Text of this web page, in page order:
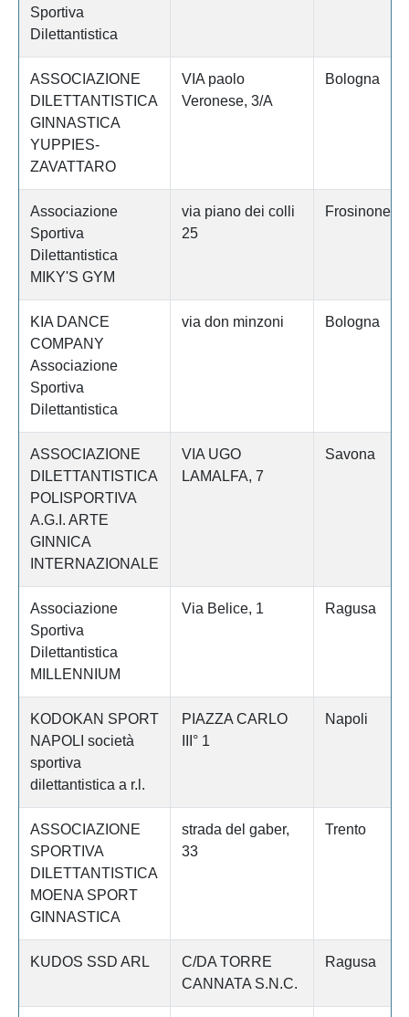
Sportiva
Dilettantistica
ASSOCIAZIONE
DILETTANTISTICA
GINNASTICA
YUPPIES-
ZAVATTARO
VIA paolo
Veronese, 3/A
Bologna
Associazione
Sportiva
Dilettantistica
MIKY'S GYM
via piano dei colli
25
Frosinone
KIA DANCE
COMPANY
Associazione
Sportiva
Dilettantistica
via don minzoni Bologna
ASSOCIAZIONE
DILETTANTISTICA
POLISPORTIVA
A.G.I. ARTE
GINNICA
INTERNAZIONALE
VIA UGO
LAMALFA, 7
Savona
Associazione
Sportiva
Dilettantistica
MILLENNIUM
Via Belice, 1 Ragusa
KODOKAN SPORT
NAPOLI società
sportiva
dilettantistica a r.l.
PIAZZA CARLO
III° 1
Napoli
ASSOCIAZIONE
SPORTIVA
DILETTANTISTICA
MOENA SPORT
GINNASTICA
strada del gaber,
33
Trento
KUDOS SSD ARL
C/DA TORRE
CANNATA S.N.C.
Ragusa